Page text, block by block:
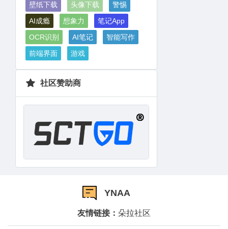
壁纸下载
头像下载
警惕
AI成瘾
想象力
笔记App
OCR识别
AI笔记
智能写作
前端界面
游戏
社区赞助商
YNAA
友情链接： 朵拉社区